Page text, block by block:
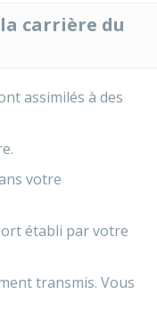
carrière du
assimilés à des
votre
établi par votre
transmis. Vous